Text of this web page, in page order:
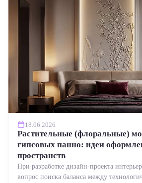
18.06.2026
Растительные (флоральные)
гипсовых панно: идеи
пространств
При разработке дизайн-проекта
вопрос поиска баланса между